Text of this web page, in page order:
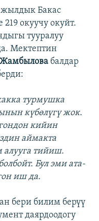
жылдык Бакас
окуучу окуйт.
тууралуу
Мектептин
балдар
турмушка
күбөлүгү жок.
кийин
аймакта
алууга тийиш.
Бул эми ата-
иш да.
бери билим берүү
даярдоодогу